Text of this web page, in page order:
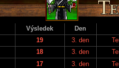
Výsledek
Den
19 3. den
18 3. den
17 3. den